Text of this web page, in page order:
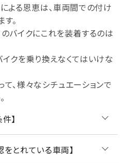
よる恩恵は、車両間での付け
。
バイクにこれを装着するのは
クを乗り換えなくてはいけな
、様々なシチュエーションで
】
とれている車両】